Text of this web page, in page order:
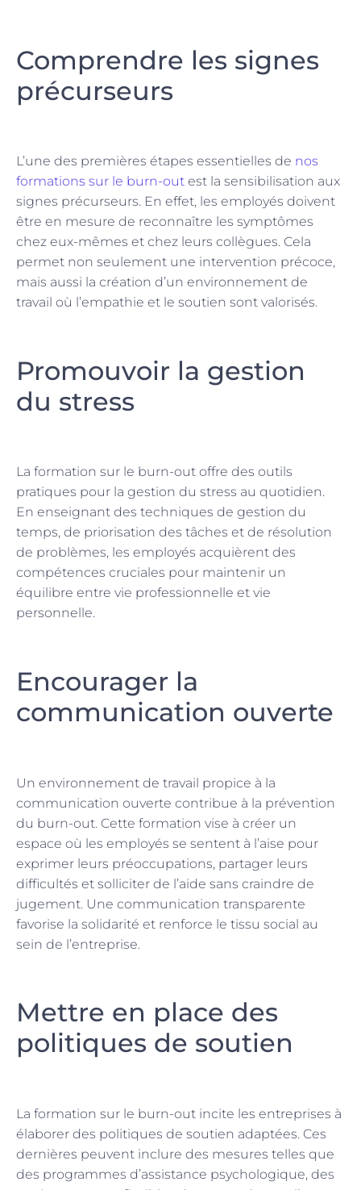
Comprendre les signes
précurseurs
L’une des premières étapes essentielles de nos
formations sur le burn-out est la sensibilisation aux
signes précurseurs. En effet, les employés doivent
être en mesure de reconnaître les symptômes
chez eux-mêmes et chez leurs collègues. Cela
permet non seulement une intervention précoce,
mais aussi la création d’un environnement de
travail où l’empathie et le soutien sont valorisés.
Promouvoir la gestion
du stress
La formation sur le burn-out offre des outils
pratiques pour la gestion du stress au quotidien.
En enseignant des techniques de gestion du
temps, de priorisation des tâches et de résolution
de problèmes, les employés acquièrent des
compétences cruciales pour maintenir un
équilibre entre vie professionnelle et vie
personnelle.
Encourager la
communication ouverte
Un environnement de travail propice à la
communication ouverte contribue à la prévention
du burn-out. Cette formation vise à créer un
espace où les employés se sentent à l’aise pour
exprimer leurs préoccupations, partager leurs
difficultés et solliciter de l’aide sans craindre de
jugement. Une communication transparente
favorise la solidarité et renforce le tissu social au
sein de l’entreprise.
Mettre en place des
politiques de soutien
La formation sur le burn-out incite les entreprises à
élaborer des politiques de soutien adaptées. Ces
dernières peuvent inclure des mesures telles que
des programmes d’assistance psychologique, des